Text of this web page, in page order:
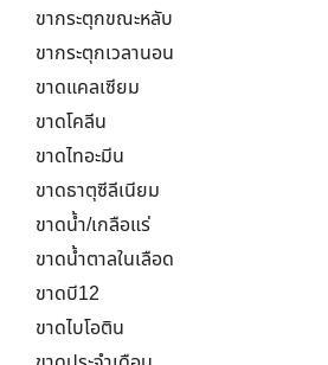
ขากระตุกขณะหลับ
ขากระตุกเวลานอน
ขาดแคลเซียม
ขาดโคลีน
ขาดไทอะมีน
ขาดธาตุซีลีเนียม
ขาดน้ำ/เกลือแร่
ขาดน้ำตาลในเลือด
ขาดบี12
ขาดไบโอติน